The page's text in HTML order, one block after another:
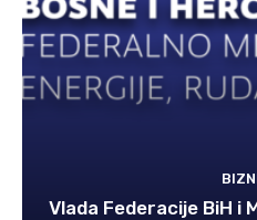
Vlada Federacije BiH i